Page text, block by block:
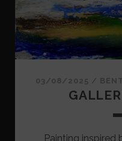
03/08/2025 /
Painting inspired